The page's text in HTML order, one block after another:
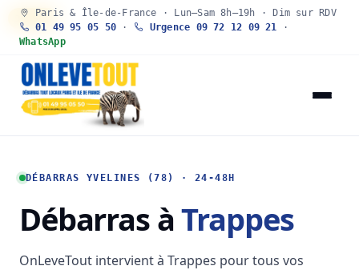
Paris & Île-de-France · Lun–Sam 8h–19h · Dim sur RDV
01 49 95 05 50 · Urgence 09 72 12 09 21 ·
WhatsApp
DÉBARRAS YVELINES (78) · 24-48H
Débarras àTrappes
OnLeveTout intervient à Trappes pour tous vos
30 SEC